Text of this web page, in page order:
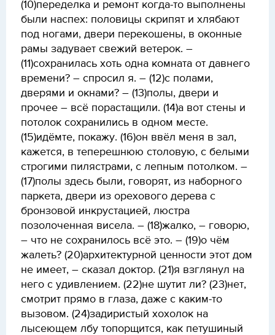
(10)переделка и ремонт когда-то выполнены
были наспех: половицы скрипят и хлябают
под ногами, двери перекошены, в оконные
рамы задувает свежий ветерок. –
(11)сохранилась хоть одна комната от давнего
времени? – спросил я. – (12)с полами,
дверями и окнами? – (13)полы, двери и
прочее – всё порастащили. (14)а вот стены и
потолок сохранились в одном месте.
(15)идёмте, покажу. (16)он ввёл меня в зал,
кажется, в теперешнюю столовую, с белыми
строгими пилястрами, с лепным потолком. –
(17)полы здесь были, говорят, из наборного
паркета, двери из орехового дерева с
бронзовой инкрустацией, люстра
позолоченная висела. – (18)жалко, – говорю,
– что не сохранилось всё это. – (19)о чём
жалеть? (20)архитектурной ценности этот дом
не имеет, – сказал доктор. (21)я взглянул на
него с удивлением. (22)не шутит ли? (23)нет,
смотрит прямо в глаза, даже с каким-то
вызовом. (24)задиристый хохолок на
лысеющем лбу топорщится, как петушиный